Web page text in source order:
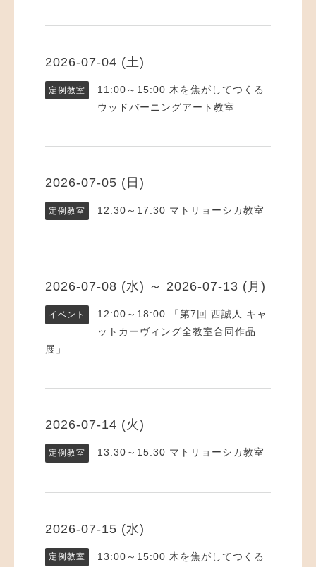
2026-07-04 (土)
定例教室 11:00～15:00 木を焦がしてつくる
ウッドバーニングアート教室
2026-07-05 (日)
定例教室 12:30～17:30 マトリョーシカ教室
2026-07-08 (水) ～ 2026-07-13 (月)
イベント 12:00～18:00
「第7回 西誠人 キャ
ットカーヴィング全教室合同作品
展」
2026-07-14 (火)
定例教室 13:30～15:30 マトリョーシカ教室
2026-07-15 (水)
定例教室 13:00～15:00 木を焦がしてつくる